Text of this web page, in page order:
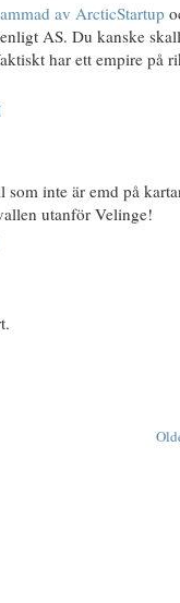
av ArcticStartup
AS. Du kanske
har ett empire på
inte är emd på
utanför Velinge!